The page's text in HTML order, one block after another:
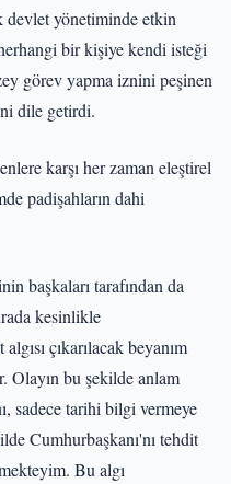
yönetiminde etkin
bir kişiye kendi isteği
görev yapma iznini peşinen
dile getirdi.
karşı her zaman eleştirel
padişahların dahi
başkaları tarafından da
kesinlikle
çıkarılacak beyanım
Olayın bu şekilde anlam
sadece tarihi bilgi vermeye
Cumhurbaşkanı'nı tehdit
Bu algı